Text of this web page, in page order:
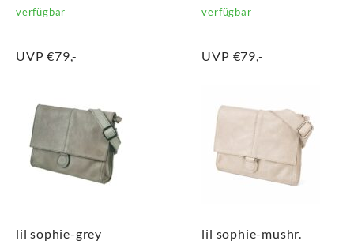
verfügbar
UVP €79,-
verfügbar
UVP €79,-
lil sophie-grey lil sophie-mushr.